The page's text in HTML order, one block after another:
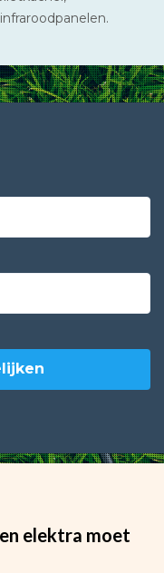
elektra moet